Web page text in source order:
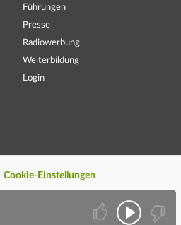
Führungen
Presse
Radiowerbung
Weiterbildung
Login
Cookie-Einstellungen